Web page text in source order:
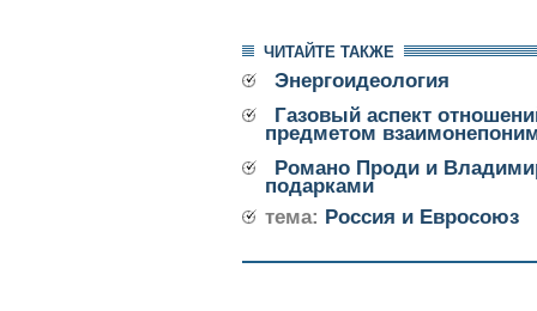
ЧИТАЙТЕ ТАКЖЕ
Энергоидеология
Газовый аспект
предметом
Романо Проди и
подарками
тема: Россия и Евросоюз